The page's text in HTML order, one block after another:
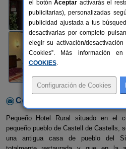
Contactar con el alojamiento
Pequeño Hotel Rural situado en el
pequeño pueblo de Castell de Castells,
una antigua casa de pueblo del
el botónAceptar activarás el
publicitarias), personalizadas
publicidad ajustada a tus
desactivarlas por completo
elegir su activación/
Cookies”. Más información
COOKIES.